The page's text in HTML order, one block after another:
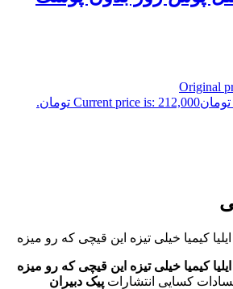
Original
تومانCurrent price is: 212,000 تومان.
کیمیا خیلی تیزه این قیچی که رو میزه
کیمیا خیلی تیزه این قیچی که رو میزه
کسایی انتشارات پیک دبیران